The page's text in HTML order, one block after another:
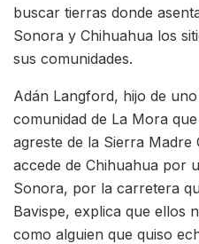
buscar tierras donde
Sonora y Chihuahua los
sus comunidades.
Adán Langford, hijo de
comunidad de La Mora
agreste de la Sierra Madre
accede de Chihuahua por
Sonora, por la carretera
Bavispe, explica que ellos
como alguien que quiso